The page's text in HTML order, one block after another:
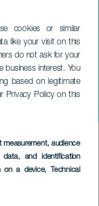
cookies or similar
like your visit on this
do not ask for your
business interest. You
based on legitimate
Privacy Policy on this
measurement, audience
and identification
on a device, Technical